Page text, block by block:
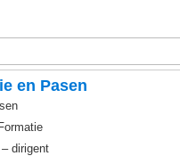
en Pasen
dirigent